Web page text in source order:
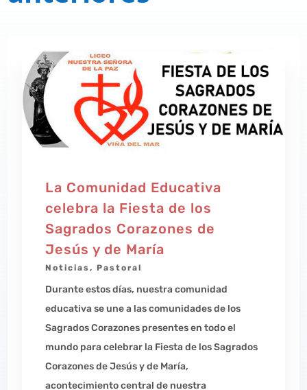
La Comunidad Educativa
celebra la Fiesta de los
Sagrados Corazones de
Jesús y de María
Noticias,Pastoral
Durante estos días, nuestra comunidad
educativa se une a las comunidades de los
Sagrados Corazones presentes en todo el
mundo para celebrar la Fiesta de los Sagrados
Corazones de Jesús y de María,
acontecimiento central de nuestra